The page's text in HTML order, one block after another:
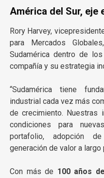
América del Sur, eje
Rory Harvey,
para Mercados
Sudamérica dentro de
compañía y su estrategia
“Sudamérica tiene
industrial cada vez más
de crecimiento. Nuestras
condiciones para
portafolio, adopción
generación de valor a largo
Con más de 100 años